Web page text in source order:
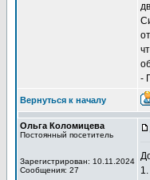
-
Вернуться к началу
Ольга Коломицева
Постоянный посетитель
Зарегистрирован: 10.11.2024
Сообщения: 27